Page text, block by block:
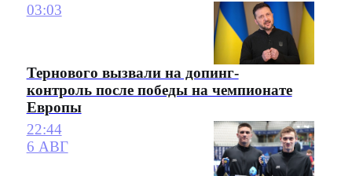
03:03
Тернового вызвали на допинг-
контроль после победы на чемпионате
Европы
22:44
6 АВГ